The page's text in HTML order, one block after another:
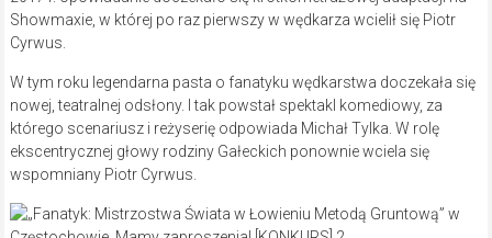
Showmaxie, w której po raz pierwszy w wędkarza wcielił się Piotr
Cyrwus.
W tym roku legendarna pasta o fanatyku wędkarstwa doczekała się
nowej, teatralnej odsłony. I tak powstał spektakl komediowy, za
którego scenariusz i reżyserię odpowiada Michał Tylka. W rolę
ekscentrycznej głowy rodziny Gałeckich ponownie wciela się
wspomniany Piotr Cyrwus.